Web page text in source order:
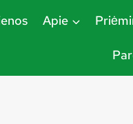
Apie